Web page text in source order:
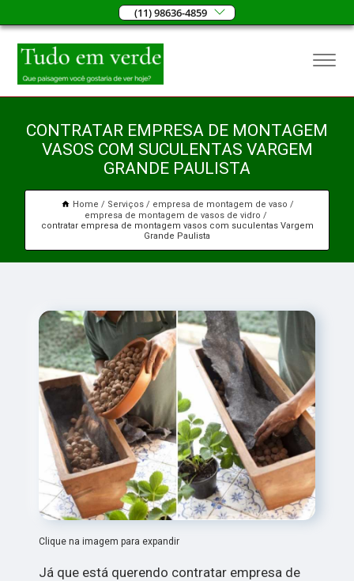
(11) 98636-4859
CONTRATAR EMPRESA DE MONTAGEM
VASOS COM SUCULENTAS VARGEM
GRANDE PAULISTA
Home Serviços
empresa de montagem de vaso
empresa de montagem de vasos de vidro
contratar empresa de montagem vasos com suculentas Vargem
Grande Paulista
Clique na imagem para expandir
Já que está querendo contratar empresa de